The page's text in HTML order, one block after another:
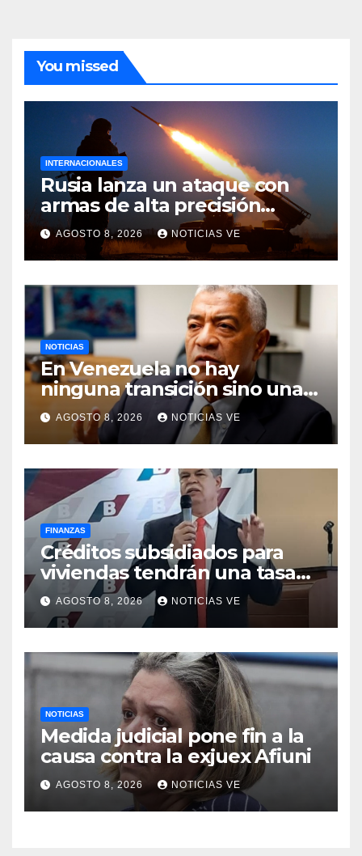
You missed
INTERNACIONALES
Rusia lanza un ataque con
armas de alta precisión
contra la industria militar en
Kiev
AGOSTO 8, 2026 NOTICIAS VE
NOTICIAS
En Venezuela no hay
ninguna transición sino una
ocupación a la fuerza
AGOSTO 8, 2026 NOTICIAS VE
FINANZAS
Créditos subsidiados para
viviendas tendrán una tasa
de 5% y se analiza
exoneración de aranceles
AGOSTO 8, 2026 NOTICIAS VE
NOTICIAS
Medida judicial pone fin a la
causa contra la exjuex Afiuni
AGOSTO 8, 2026 NOTICIAS VE